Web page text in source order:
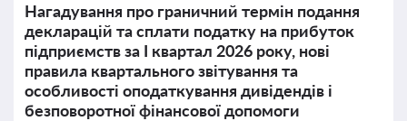
Нагадування про граничний термін подання
декларацій та сплати податку на прибуток
підприємств за І квартал 2026 року, нові
правила квартального звітування та
особливості оподаткування дивідендів і
безповоротної фінансової допомоги